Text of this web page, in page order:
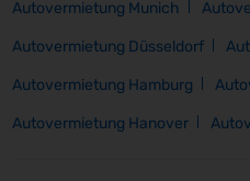
Autovermietung Munich
Autovermietung Düsseldorf
Autovermietung Hamburg
Autovermietung Hanover